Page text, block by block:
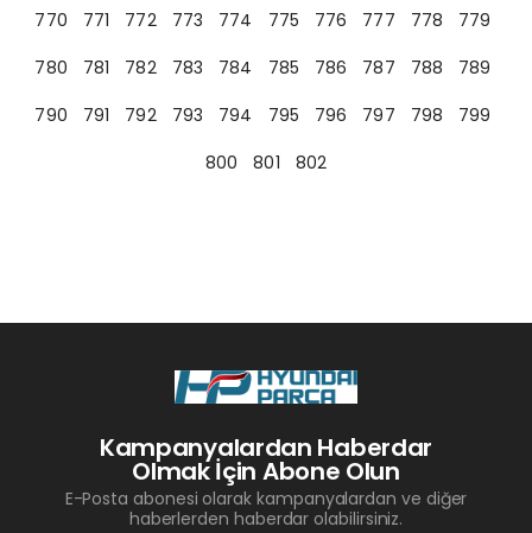
770
771 772 773 774 775 776 777 778
779
780
781 782 783 784 785 786 787 788
789
790
791 792 793 794 795 796 797 798
799
800
801 802
Kampanyalardan Haberdar
Olmak İçin Abone Olun
E-Posta abonesi olarak kampanyalardan ve diğer
haberlerden haberdar olabilirsiniz.